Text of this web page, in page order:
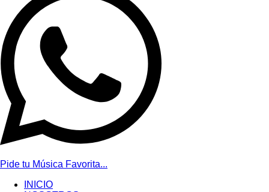
Pide tu Música Favorita...
INICIO